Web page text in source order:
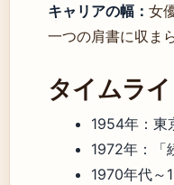
キャリアの幅： 女
一つの肩書に収ま
タイムラ
1954年 ：
1972年 ：
1970年代～